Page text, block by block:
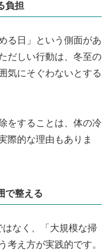
負担
る日」という側面があ
だしい行動は、冬至の
気にそぐわないとする
をすることは、体の冷
際的な理由もありま
で整える
はなく、「大規模な掃
考え方が実践的です。